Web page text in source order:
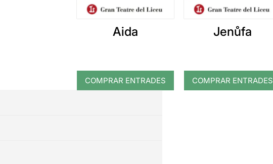
Aida
COMPRAR ENTRADES
Jenůfa
COMPRAR ENTRADES